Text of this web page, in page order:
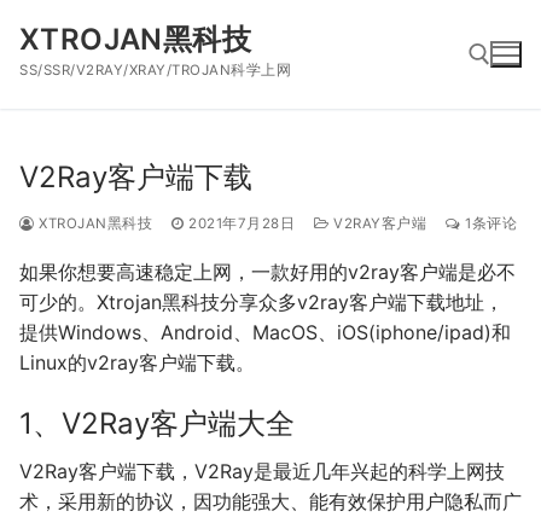
XTROJAN黑科技
SS/SSR/V2RAY/XRAY/TROJAN科学上网
V2Ray客户端下载
XTROJAN黑科技 2021年7月28日 V2RAY客户端 1条评论
如果你想要高速稳定上网，一款好用的v2ray客户端是必不
可少的。Xtrojan黑科技分享众多v2ray客户端下载地址，
提供Windows、Android、MacOS、iOS(iphone/ipad)和
Linux的v2ray客户端下载。
1、V2Ray客户端大全
V2Ray客户端下载，V2Ray是最近几年兴起的科学上网技
术，采用新的协议，因功能强大、能有效保护用户隐私而广